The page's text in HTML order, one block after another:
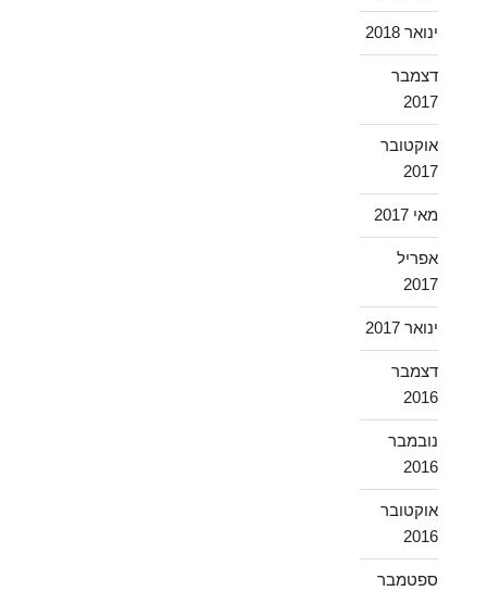
ינואר 2018
דצמבר
2017
אוקטובר
2017
מאי 2017
אפריל
2017
ינואר 2017
דצמבר
2016
נובמבר
2016
אוקטובר
2016
ספטמבר